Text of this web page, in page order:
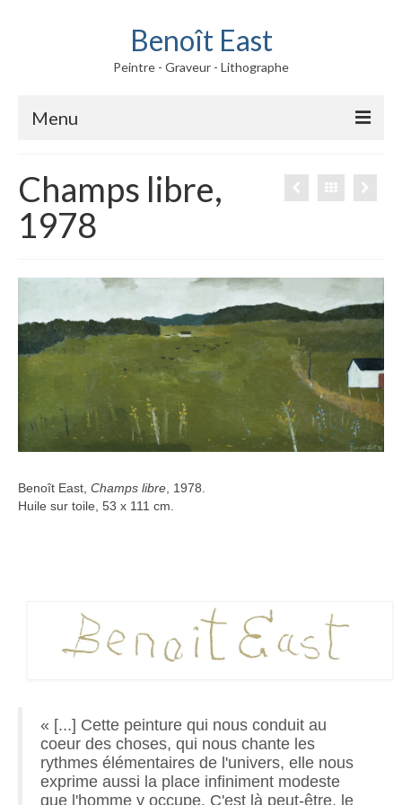
Benoît East
Peintre - Graveur - Lithographe
Menu
Peintures
Gravures
Fusains
Biographie
Album photos
Contact
Champs libre,
1978
Benoît East, Champs libre , 1978.
Huile sur toile, 53 x 111 cm.
« [...] Cette peinture qui nous conduit au
coeur des choses, qui nous chante les
rythmes élémentaires de l'univers, elle nous
exprime aussi la place infiniment modeste
que l'homme y occupe. C'est là peut-être, le